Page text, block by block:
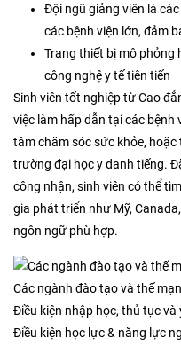
Đội ngũ giảng viên là
các bệnh viện lớn, đảm
Trang thiết bị mô phỏng
công nghệ y tế tiên tiến
Sinh viên tốt nghiệp từ Cao
việc làm hấp dẫn tại các
tâm chăm sóc sức khỏe,
trường đại học y danh tiếng.
công nhận, sinh viên có thể
gia phát triển như Mỹ,
ngôn ngữ phù hợp.
Các ngành đào tạo và thế
Điều kiện nhập học, thủ tục và
Điều kiện học lực & năng lực